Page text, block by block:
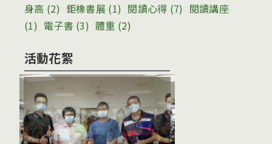
身高 (2) 鉅橡書展 (1) 閱讀心得 (7) 閱讀講座
(1) 電子書 (3) 體重 (2)
活動花絮